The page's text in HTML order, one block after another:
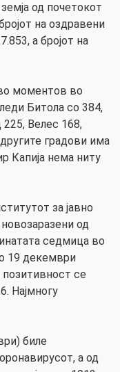
од почетокот
на оздравени
а бројот на
моментов во
Битола со 384,
Велес 168,
градови има
Капија нема ниту
за јавно
новозаразени од
седмица во
19 декември
се
Најмногу
биле
а од